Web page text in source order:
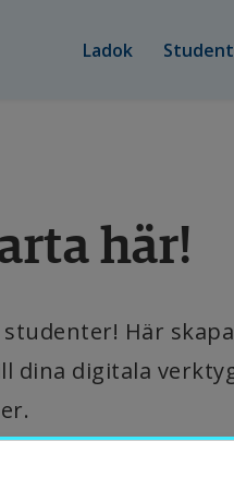
LadokLänk till
här!
Här
dina digitala
A–Ö